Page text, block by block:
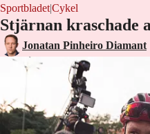
Sportbladet|Cykel
Stjärnan kraschade
Jonatan Pinheiro Diamant